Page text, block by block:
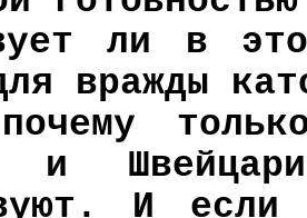
ли в
вражды
и
И